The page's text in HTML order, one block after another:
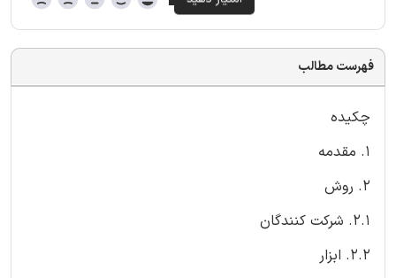
فهرست مطالب
چکیده
1. مقدمه
2. روش
2.1. شرکت کنندگان
2.2. ابزار